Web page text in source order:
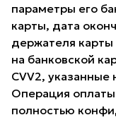
параметры его
карты, дата
держателя карты
на банковской
CVV2, указанные
Операция оплаты
полностью